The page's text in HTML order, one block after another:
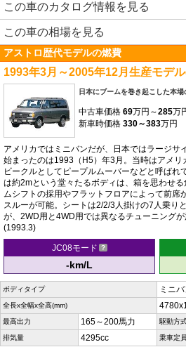
この車のカタログ情報を見る
この車の相場を見る
アストロ歴代モデルの燃費
1993年3月～2005年12月生産モデ
日本にブームを巻き起こした本場
中古車価格 69万円～285万
新車時価格 330～383万円
アメリカではミニバンだが、日本ではラージサ
始まったのは1993（H5）年3月。当時はアメリ
ビークルとしてピープルムーバーなどと呼ばれ
は約2mという堂々たるボディは、箱を思わせ
ムシフトの採用やフラットフロアによって前席
スルーが可能。シートは2/2/3人掛けの7人乗り
が、2WD用と4WD用では異なるチューニングが
(1993.3)
JC08モード
-km/L
ボディタイプ ミニ
全長x全幅x全高(mm)
最高出力 165～200馬力 駆動方
排気量 4295cc 乗車定員